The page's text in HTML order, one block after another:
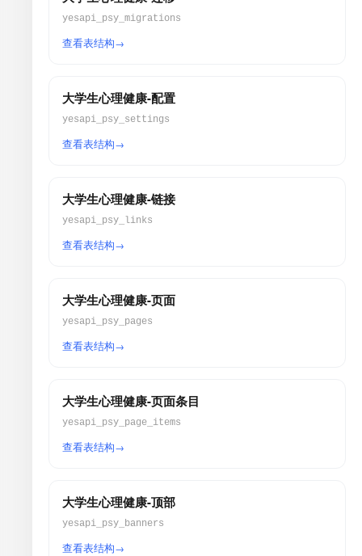
yesapi_psy_migrations
查看表结构
大学生心理健康-配置
yesapi_psy_settings
查看表结构
大学生心理健康-链接
yesapi_psy_links
查看表结构
大学生心理健康-页面
yesapi_psy_pages
查看表结构
大学生心理健康-页面条目
yesapi_psy_page_items
查看表结构
大学生心理健康-顶部
yesapi_psy_banners
查看表结构